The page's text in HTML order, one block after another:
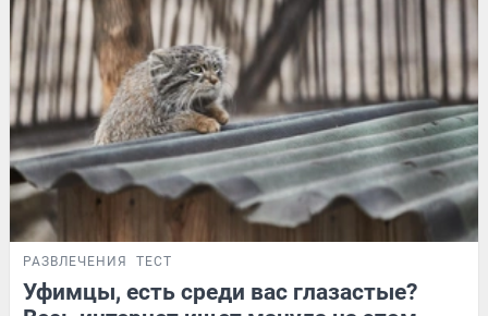
РАЗВЛЕЧЕНИЯ ТЕСТ
Уфимцы, есть среди вас глазастые?